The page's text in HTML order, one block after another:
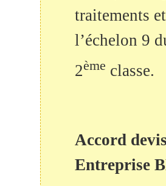
traitements
l’échelon 9
2ème classe.
Accord
Entreprise